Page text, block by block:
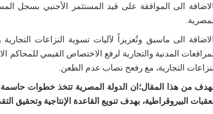
الى ماسبق وتُعزيزاً لآليات تسوية النزاعات
المدنية والتجارية لرفع الاختصاص القيمي
التجارية، مع رفعح نصاب عدم الطعن.
من هذا المقال؛ان الدولة المصرية تتخذ خطوات حاسمة
البيروقراطية، بهدف تنويع القاعدة الإنتاجية وتحقيق